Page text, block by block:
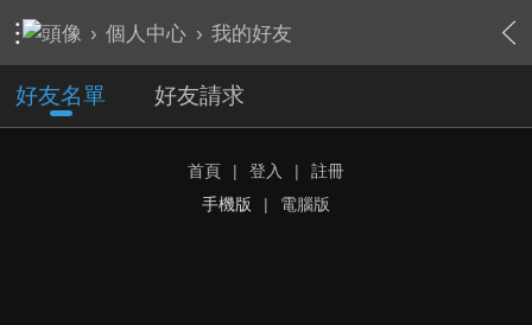
› 個人中心 › 我的好友
好友名單 好友請求
首頁 | 登入 |
註冊
手機版
| 電腦版